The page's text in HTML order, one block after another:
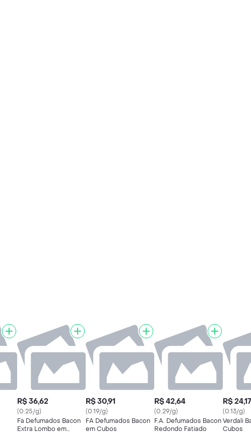
R$ 36,62
(0.25/g)
Fa Defumados Bacon
Extra Lombo em
R$ 30,91
(0.19/g)
FA Defumados Bacon
em Cubos
R$ 42,64
(0.29/g)
F.A. Defumados Bacon
Redondo Fatiado
R$ 24,17
(0.13/g)
Verdali
Cubos